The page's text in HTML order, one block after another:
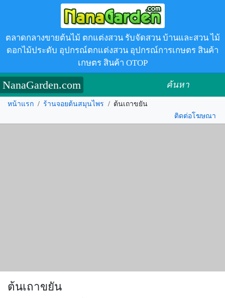
ตลาดกลางขายต้นไม้ ตกแต่งสวน รับจัดสวน บ้านและสวน ไม้
ดอกไม้ประดับ อุปกรณ์ตกแต่งสวน อุปกรณ์การเกษตร สินค้า
เกษตร สินค้า OTOP
NanaGarden.com ค้นหา
หน้าแรก / ร้านจอยต้นสมุนไพร / ต้นเถาขยัน
ติดต่อโฆษณา
ต้นเถาขยัน